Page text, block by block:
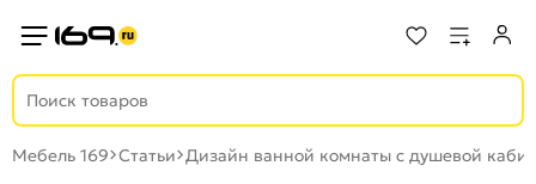
Мебель 169 Статьи Дизайн ванной комнаты с душевой